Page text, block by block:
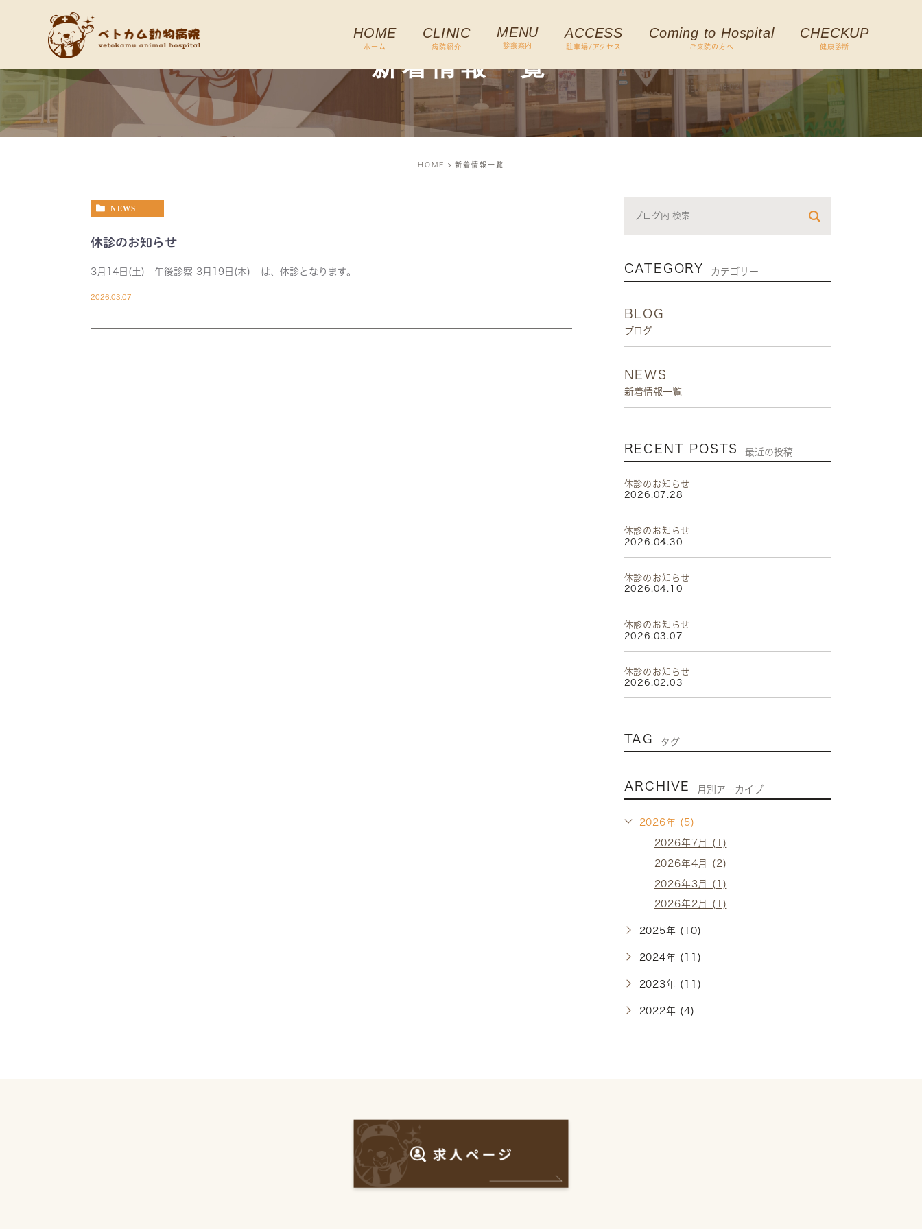
HOME
ホーム
CLINIC
病院紹介
MENU
診察案内
ACCESS
駐車場/アクセス
Coming to Hospital
ご来院の方へ
CHECKUP
健康診断
新着情報一覧
HOME 新着情報一覧
NEWS
休診のお知らせ
3月14日(土) 午後診察 3月19日(木) は、休診となります。
2026.03.07
CATEGORY カテゴリー
BLOG
ブログ
NEWS
新着情報一覧
RECENT POSTS 最近の投稿
休診のお知らせ
2026.07.28
休診のお知らせ
2026.04.30
休診のお知らせ
2026.04.10
休診のお知らせ
2026.03.07
休診のお知らせ
2026.02.03
TAG タグ
ARCHIVE 月別アーカイブ
2026年 (5)
2026年7月 (1)
2026年4月 (2)
2026年3月 (1)
2026年2月 (1)
2025年 (10)
2024年 (11)
2023年 (11)
2022年 (4)